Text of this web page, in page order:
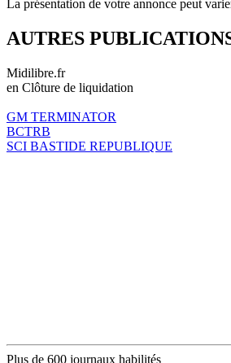
La présentation de votre annonce peut
AUTRES
Midilibre.fr
en Clôture de liquidation
GM TERMINATOR
BCTRB
SCI BASTIDE REPUBLIQUE
Plus de 600 journaux habilités